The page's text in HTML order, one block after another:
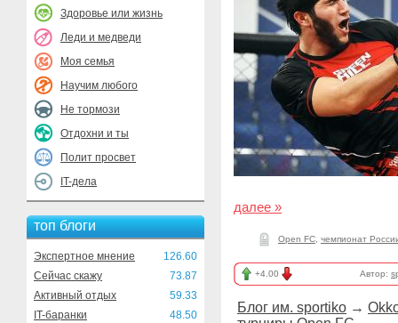
Здоровье или жизнь
Леди и медведи
Моя семья
Научим любого
Не тормози
Отдохни и ты
Полит просвет
IT-дела
топ блоги
Экспертное мнение
126.60
Сейчас скажу
73.87
Активный отдых
59.33
IT-баранки
48.50
далее »
Open FC чемпионат
+4.00 Автор:
Блог им. sportiko →